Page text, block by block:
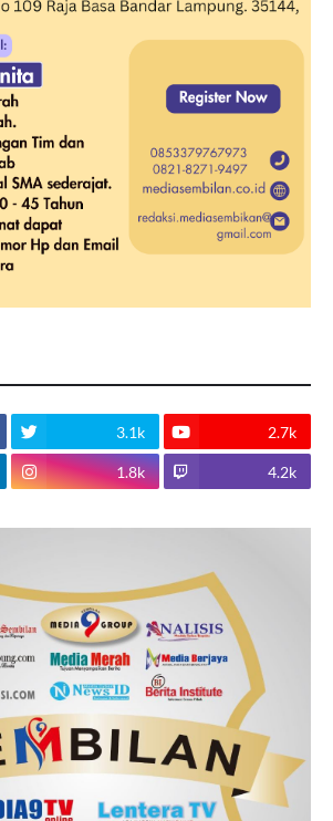
3.1k 2.7k
1.8k 4.2k